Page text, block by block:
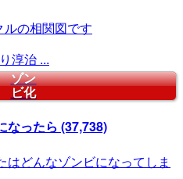
の相関図です
淳治 ...
ゾン
ビ化
なったら (37,738)
はどんなゾンビになってしま